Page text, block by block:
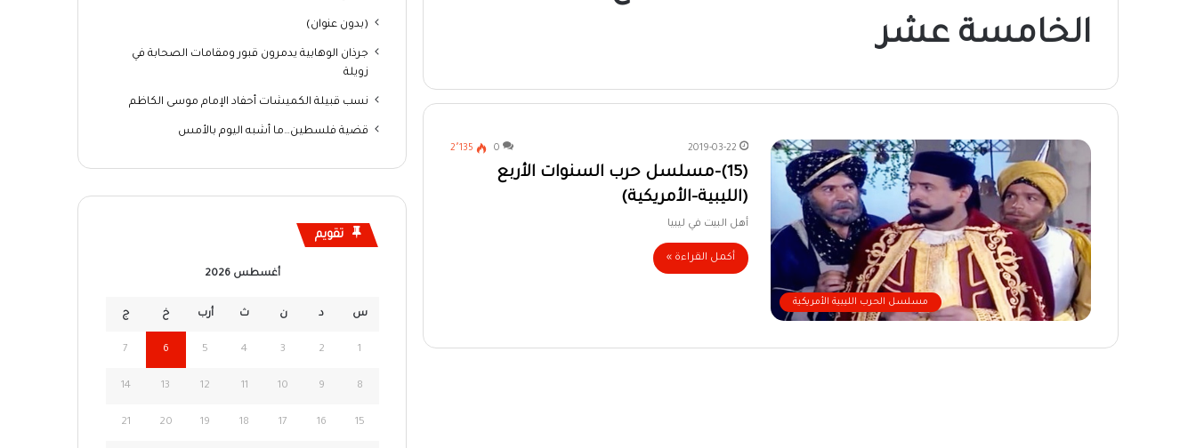
الخامسة عشر
مسلسل الحرب الليبية الأمريكية
2019-03-22
0 2٬135
(15)-مسلسل حرب السنوات الأربع
(الليبية-الأمريكية)
أهل البيت في ليبيا
أكمل القراءة »
(بدون عنوان)
جرذان الوهابية يدمرون قبور ومقامات الصحابة في
زويلة
نسب قبيلة الكميشات أحفاد الإمام موسى الكاظم
قضية فلسطين…ما أشبه اليوم بالأمس
تقويم
أغسطس 2026
س د ن ث أرب خ ج
1
2
3
4
5
6
7
8
9
10
11
12
13
14
15
16
17
18
19
20
21